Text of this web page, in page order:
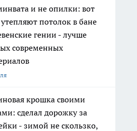
и не опилки: вот
потолок в бане
гении - лучше
современных
крошка своими
сделал дорожку за
- зимой не скользко,